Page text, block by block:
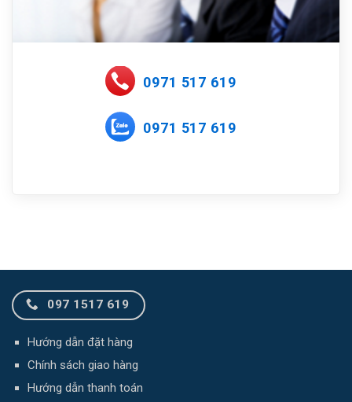
0971 517 619
0971 517 619
097 1517 619
Hướng dẫn đặt hàng
Chính sách giao hàng
Hướng dẫn thanh toán